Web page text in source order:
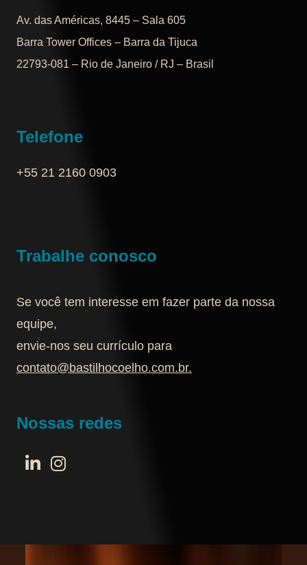
Av. das Américas, 8445 – Sala 605
Barra Tower Offices – Barra da Tijuca
22793-081 – Rio de Janeiro / RJ – Brasil
Telefone
+55 21 2160 0903‬
Trabalhe conosco
Se você tem interesse em fazer parte da nossa
equipe,
envie-nos seu currículo para
contato@bastilhocoelho.com.br.
Nossas redes